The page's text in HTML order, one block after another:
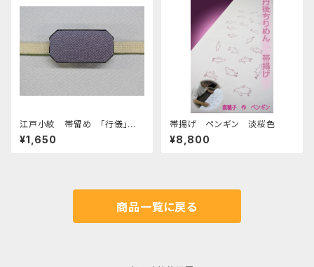
江戸小紋 帯留め 「行儀」
ピンク目青地
¥1,650
帯揚げ ペンギン 淡桜色
¥8,800
商品一覧に戻る